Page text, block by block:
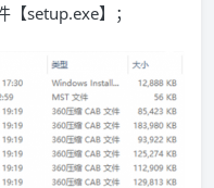
setup.exe】；